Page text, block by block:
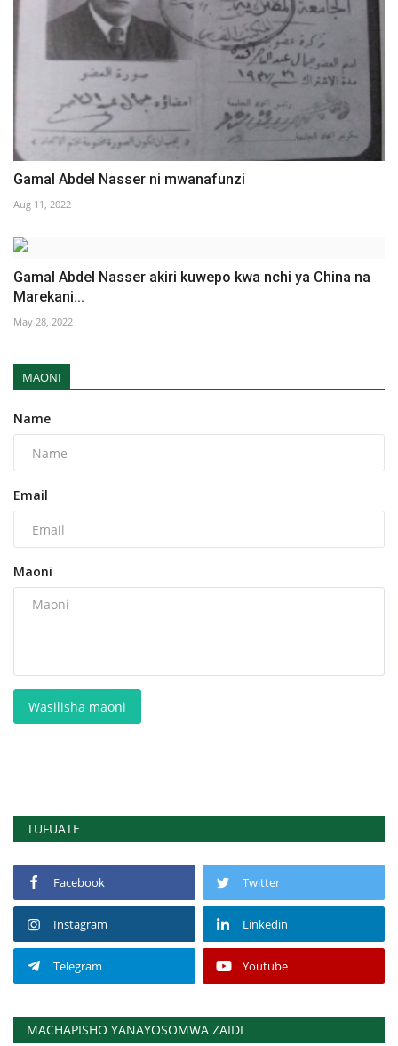
Gamal Abdel Nasser ni mwanafunzi
Aug 11, 2022
Gamal Abdel Nasser akiri kuwepo kwa nchi ya China na
Marekani...
May 28, 2022
MAONI
Name
Email
Maoni
Wasilisha maoni
TUFUATE
Facebook Twitter
Instagram Linkedin
Telegram Youtube
MACHAPISHO YANAYOSOMWA ZAIDI